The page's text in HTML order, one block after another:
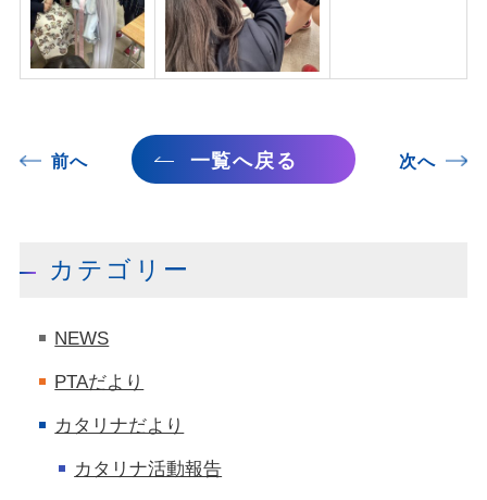
前へ 次へ
一覧へ戻る
カテゴリー
NEWS
PTAだより
カタリナだより
カタリナ活動報告